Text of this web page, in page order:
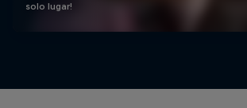
solo lugar!